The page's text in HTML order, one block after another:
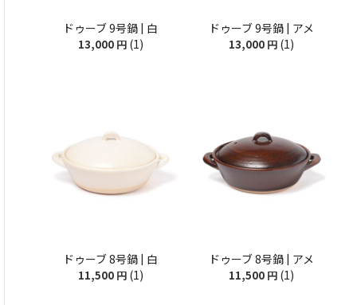
ドゥーブ 9号鍋 | 白
13,000 円 (1)
ドゥーブ 9号鍋 | アメ
13,000 円 (1)
ドゥーブ 8号鍋 | 白
11,500 円 (1)
ドゥーブ 8号鍋 | アメ
11,500 円 (1)